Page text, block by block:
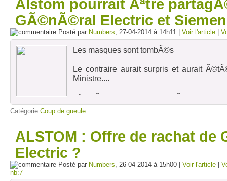
Alstom pourrait Ãªtre
GÃ©nÃ©ral Electric et
Posté par Numbers, 27-04-2014 à 14h11 | Voir l'article
Les masques sont tombÃ©s
Le contraire aurait surpris et aurait
Ministre....
interventionnistes Ã©culÃ©es.
Alstom : le patron de General Electric ne
Le Nouvel Observateur avec AFP
PubliÃ© le 27-04-2014 Ã 09h41Mis Ã
Catégorie Coup de gueule
ALSTOM : Offre de rachat de
Electric ?
Posté par Numbers, 26-04-2014 à 15h00 | Voir l'article
nb:7